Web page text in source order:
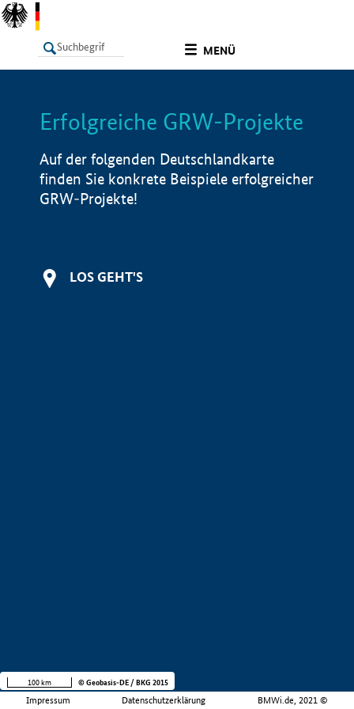
MENÜ
LISTE Info
Erfolgreiche GRW-Projekte
Auf der folgenden Deutschlandkarte
finden Sie konkrete Beispiele erfolgreicher
GRW-Projekte!
LOS GEHT'S
Impressum Datenschutzerklärung BMWi.de, 2021 ©
100 km © Geobasis-DE / BKG 2015